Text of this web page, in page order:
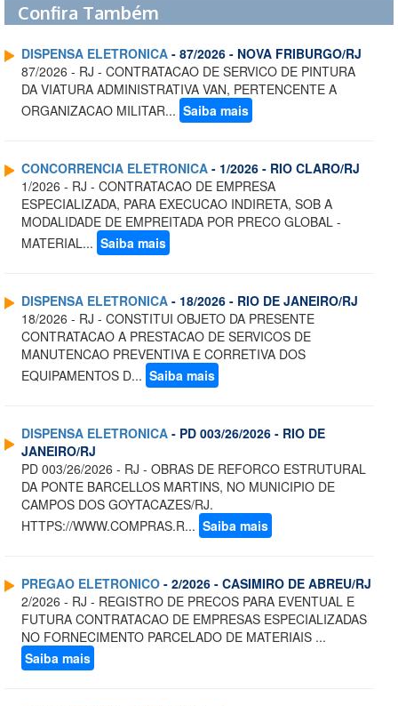
Confira Também
DISPENSA ELETRONICA - 87/2026 - NOVA FRIBURGO/RJ
87/2026 - RJ - CONTRATACAO DE SERVICO DE PINTURA
DA VIATURA ADMINISTRATIVA VAN, PERTENCENTE A
ORGANIZACAO MILITAR... Saiba mais
CONCORRENCIA ELETRONICA - 1/2026 - RIO CLARO/RJ
1/2026 - RJ - CONTRATACAO DE EMPRESA
ESPECIALIZADA, PARA EXECUCAO INDIRETA, SOB A
MODALIDADE DE EMPREITADA POR PRECO GLOBAL -
MATERIAL... Saiba mais
DISPENSA ELETRONICA - 18/2026 - RIO DE JANEIRO/RJ
18/2026 - RJ - CONSTITUI OBJETO DA PRESENTE
CONTRATACAO A PRESTACAO DE SERVICOS DE
MANUTENCAO PREVENTIVA E CORRETIVA DOS
EQUIPAMENTOS D... Saiba mais
DISPENSA ELETRONICA - PD 003/26/2026 - RIO DE
JANEIRO/RJ
PD 003/26/2026 - RJ - OBRAS DE REFORCO ESTRUTURAL
DA PONTE BARCELLOS MARTINS, NO MUNICIPIO DE
CAMPOS DOS GOYTACAZES/RJ.
HTTPS://WWW.COMPRAS.R... Saiba mais
PREGAO ELETRONICO - 2/2026 - CASIMIRO DE ABREU/RJ
2/2026 - RJ - REGISTRO DE PRECOS PARA EVENTUAL E
FUTURA CONTRATACAO DE EMPRESAS ESPECIALIZADAS
NO FORNECIMENTO PARCELADO DE MATERIAIS ...
Saiba mais